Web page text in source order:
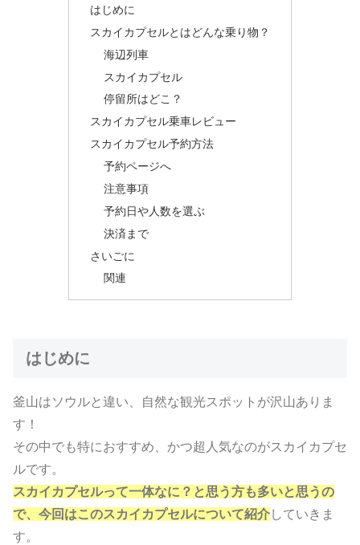
はじめに
スカイカプセルとはどんな乗り物？
海辺列車
スカイカプセル
停留所はどこ？
スカイカプセル乗車レビュー
スカイカプセル予約方法
予約ページへ
注意事項
予約日や人数を選ぶ
決済まで
さいごに
関連
はじめに
釜山はソウルと違い、自然な観光スポットが沢山ありま
す！
その中でも特におすすめ、かつ超人気なのがスカイカプセ
ルです。
スカイカプセルって一体なに？と思う方も多いと思うの
で、 今回はこのスカイカプセルについて紹介していきま
す。